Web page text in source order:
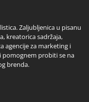
Zaljubljenica u pisanu
kreatorica sadržaja,
agencije za marketing i
pomognem probiti se na
brenda.